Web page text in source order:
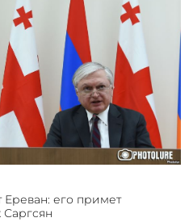
Ереван: его примет